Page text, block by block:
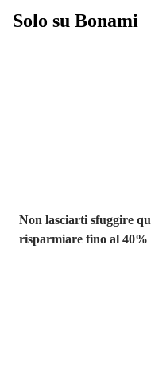
Solo su Bonami
Non lasciarti sfuggire
risparmiare fino al 40%